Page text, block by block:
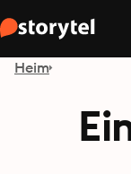
Heim